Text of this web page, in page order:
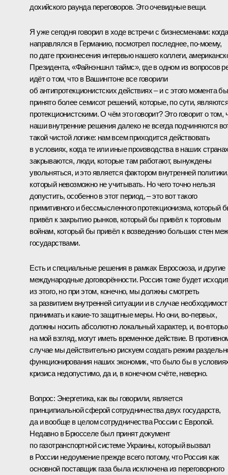
дохийского раунда переговоров. Это очевидные вещи.
Я уже сегодня говорил в ходе встречи с бизнесменами:
направлялся в Германию, посмотрел последнее, по‑моему,
по дате произнесения интервью нашего коллеги,
Президента, «Файнэншнл таймс», где в одном из вопросов
идёт о том, что в Вашингтоне все говорили
об антипротекционистских действиях – и с этого момента
принято более семисот решений, которые, по сути,
протекционистскими. О чём это говорит? Это говорит о том,
наши внутренние решения далеко не всегда подчиняются
такой чистой логике: нам всем приходится действовать
в условиях, когда те или иные производства в наших
закрываются, люди, которые там работают, вынуждены
увольняться, и это является фактором внутренней
который невозможно не учитывать. Но чего точно нельзя
допустить, особенно в этот период, – это вот такого
примитивного и бессмысленного протекционизма, который
привёл к закрытию рынков, который бы привёл к торговым
войнам, который бы привёл к возведению больших стен
государствами.
Есть и специальные решения в рамках Евросоюза, и другие
международные договорённости. Россия тоже будет
из этого, но при этом, конечно, мы должны смотреть
за развитием внутренней ситуации и в случае
принимать и какие‑то защитные меры. Но они, во‑первых,
должны носить абсолютно локальный характер, и,
на мой взгляд, могут иметь временное действие. В
случае мы действительно рискуем создать режим
функционирования наших экономик, что было бы в
кризиса недопустимо, да и, в конечном счёте, неверно.
Вопрос: Энергетика, как вы говорили, является
принципиальной сферой сотрудничества двух государств,
да и вообще в целом сотрудничества России с Европой.
Недавно в Брюсселе был принят документ
по газотранспортной системе Украины, который вызвал
в России недоумение прежде всего потому, что Россия как
основной поставщик газа была исключена из переговорного